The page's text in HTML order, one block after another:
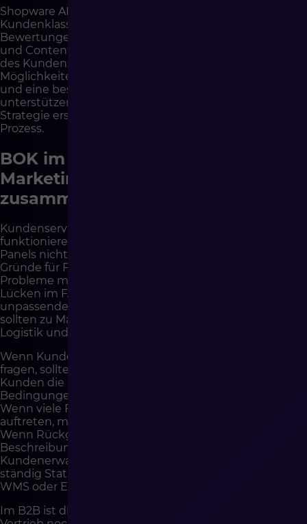
Shopware AI bietet Funktionen, die unter anderem
Kundenklassifizierung, Zusammenfassungen von
Bewertungen, kontextuelle Suche, Übersetzungen
und Content-Generierung unterstützen. Im Kontext
des Kundenservice ist wichtig, dass solche
Möglichkeiten ein besseres Verständnis des Kunden
und eine bessere Verfügbarkeit von Informationen
unterstützen können, aber keine vollständige BOK-
Strategie ersetzen. KI ist ein Werkzeug und kein
Prozess.
BOK im E-Commerce sollte mit
Marketing, Vertrieb und Operations
zusammenarbeiten
Kundenservice sollte nicht als separate Insel
funktionieren. BOK sieht Probleme, die in Marketing-
Panels nicht sichtbar sind. Es kennt Kundenfragen,
Gründe für Frustration, Unklarheiten in Angeboten,
Probleme mit Produkten, Verzögerungen, Datenfehler,
Lücken im FAQ, Schwierigkeiten bei Rückgaben und
unpassende Kommunikation. Diese Informationen
sollten zu Marketing, Vertrieb, E-Commerce, Einkauf,
Logistik und dem Technologieteam zurückkehren.
Wenn Kunden nach einer Werbekampagne dasselbe
fragen, sollte Marketing die Botschaft verbessern. Wenn
Kunden die Promotion nicht verstehen, müssen
Bedingungen oder Präsentation geändert werden.
Wenn viele Fragen zu einem konkreten Produkt
auftreten, muss die Produktkarte ergänzt werden.
Wenn Rückgaben eine Kategorie betreffen, müssen
Beschreibungen, Bilder, Parameter oder
Kundenerwartungen analysiert werden. Wenn BOK
ständig Statusfehler erklärt, muss die Integration mit
WMS oder ERP überprüft werden.
Im B2B ist die Zusammenarbeit von BOK mit dem